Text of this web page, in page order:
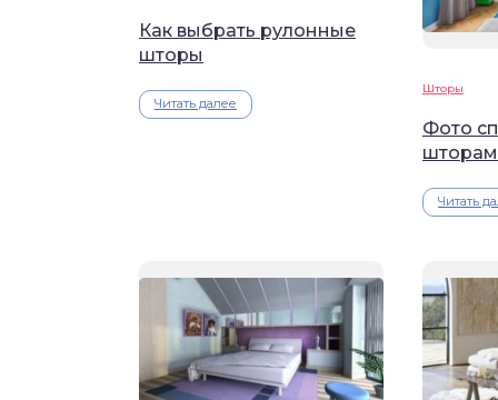
Как выбрать рулонные
шторы
Читать далее
Шторы
Фото
Читать